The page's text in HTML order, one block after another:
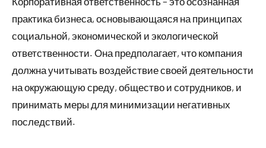
практика бизнеса, основывающаяся на принципах
социальной, экономической и экологической
ответственности. Она предполагает, что компания
должна учитывать воздействие своей деятельности
на окружающую среду, общество и сотрудников, и
принимать меры для минимизации негативных
последствий.